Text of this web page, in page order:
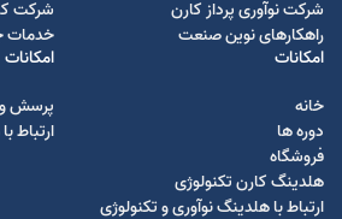
شرکت نوآوری پرداز کارن
راهکارهای نوین صنعت
شرکت
خدمات
امکانات
خانه
دوره ها
فروشگاه
هلدینگ کارن تکنولوژی
ارتباط با هلدینگ نوآوری و تکنولوژی
امکانات
پرسش
ارتباط